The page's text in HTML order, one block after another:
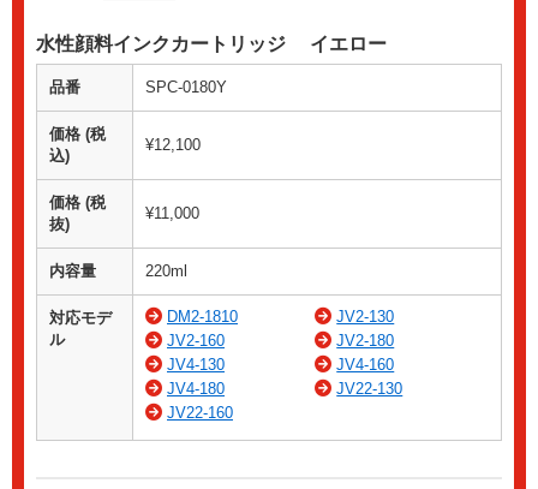
水性顔料インクカートリッジ イエロー
品番 SPC-0180Y
価格 (税
込)
¥12,100
価格 (税
抜)
¥11,000
内容量 220ml
対応モデ
ル
DM2-1810
JV2-130
JV2-160
JV2-180
JV4-130
JV4-160
JV4-180
JV22-130
JV22-160